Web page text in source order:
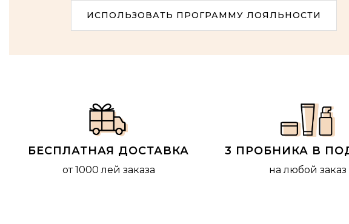
ИСПОЛЬЗОВАТЬ ПРОГРАММУ ЛОЯЛЬНОСТИ
БЕСПЛАТНАЯ ДОСТАВКА
от 1000 лей заказа
3 ПРОБНИКА В
на любой заказ